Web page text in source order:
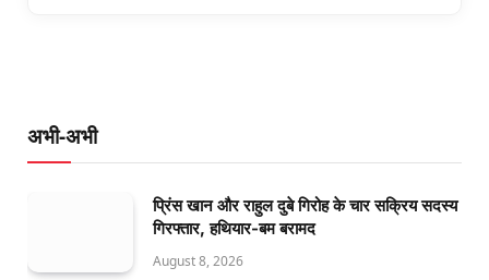
अभी-अभी
प्रिंस खान और राहुल दुबे गिरोह के चार सक्रिय सदस्य
गिरफ्तार, हथियार-बम बरामद
August 8, 2026